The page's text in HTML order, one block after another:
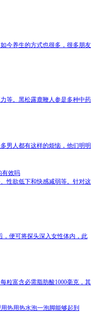
今养生的方式也很多，很多朋友
等。黑松露鹿鞭人参是多种中药
男人都有这样的烦恼，他们明明
有效吗
性欲低下和快感减弱等。针对这
，便可将探头深入女性体内，此
粒富含必需脂肪酸1000毫克，其
热用热水泡一泡脚能够起到